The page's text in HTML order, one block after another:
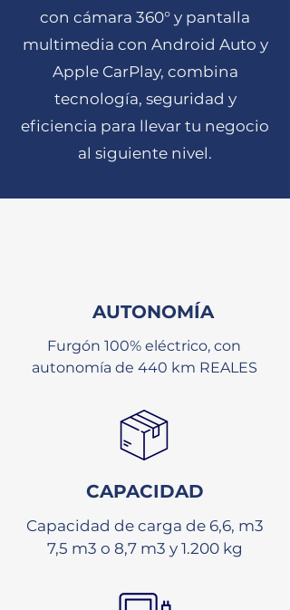
con cámara 360° y pantalla
multimedia con Android Auto y
Apple CarPlay, combina
tecnología, seguridad y
eficiencia para llevar tu negocio
al siguiente nivel.
AUTONOMÍA
Furgón 100% eléctrico, con
autonomía de 440 km REALES
CAPACIDAD
Capacidad de carga de 6,6, m3
7,5 m3 o 8,7 m3 y 1.200 kg